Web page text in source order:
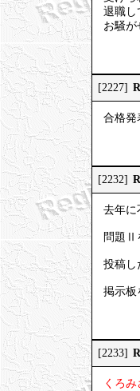
退職し
お騒が
[2227]
合格発
[2232]
去年に
問題Ⅱ
投稿し
掲示板
[2233]
くろ